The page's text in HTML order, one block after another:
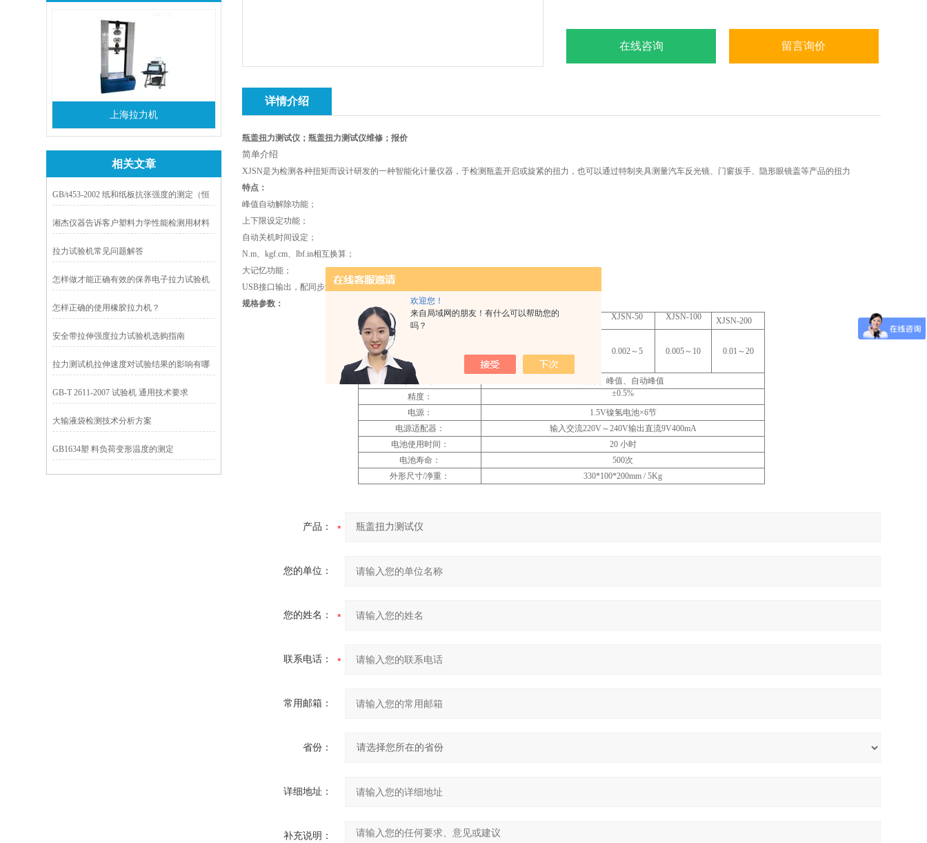
欢迎您！
来自局域网的朋友！有什么可以帮助您的
吗？
上海拉力机
相关文章
GB/t453-2002 纸和纸板抗张强度的测定（恒
湘杰仪器告诉客户塑料力学性能检测用材料
拉力试验机常见问题解答
怎样做才能正确有效的保养电子拉力试验机
怎样正确的使用橡胶拉力机？
安全带拉伸强度拉力试验机选购指南
拉力测试机拉伸速度对试验结果的影响有哪
GB-T 2611-2007 试验机 通用技术要求
大输液袋检测技术分析方案
GB1634塑 料负荷变形温度的测定
在线咨询 留言询价
详情介绍
瓶盖扭力测试仪；瓶盖扭力测试仪维修；报价
简单介绍
XJSN是为检测各种扭矩而设计研发的一种智能化计量仪器，于检测瓶盖开启或旋紧的扭力，也可以通过特制夹具测量汽车反光镜、门窗扳手、隐形眼镜盖等产品的扭力
特点：
峰值自动解除功能；
上下限设定功能；
自动关机时间设定；
N.m、kgf.cm、lbf.in相互换算；
大记忆功能；
USB接口输出， 配同步测试软件；
规格参数：
型号：
XJSN-10 XJSN-20 XJSN-50 XJSN-100
XJSN-200
峰值时测量范围：
0.002～5 0.005～ 10 0.01 ～20
测试模式：
跟踪、峰值、自动峰值
精度：
±0.5%
电源：
1.5V镍氢电池×6节
电源适配器：
输入交流220V～240V输出直流9V400mA
电池使用时间：
20 小时
电池寿命： 500次
外形尺寸/净重： 330*100*200mm / 5Kg
产品：
您的单位：
您的姓名：
联系电话：
常用邮箱：
省份：
详细地址：
补充说明：